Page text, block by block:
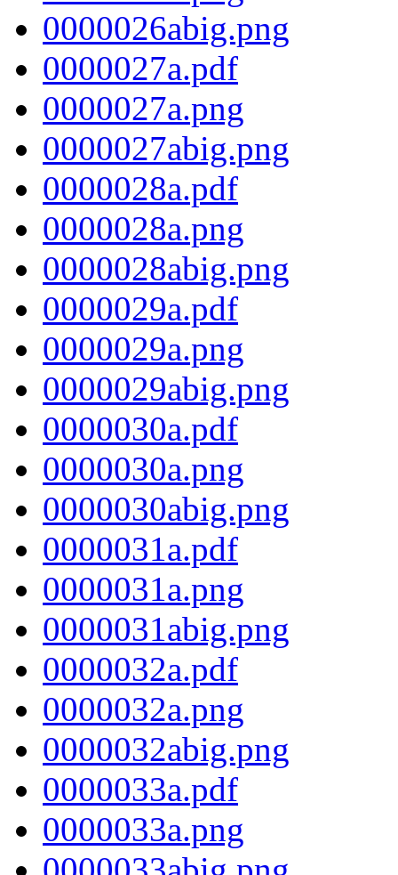
0000026abig.png
0000027a.pdf
0000027a.png
0000027abig.png
0000028a.pdf
0000028a.png
0000028abig.png
0000029a.pdf
0000029a.png
0000029abig.png
0000030a.pdf
0000030a.png
0000030abig.png
0000031a.pdf
0000031a.png
0000031abig.png
0000032a.pdf
0000032a.png
0000032abig.png
0000033a.pdf
0000033a.png